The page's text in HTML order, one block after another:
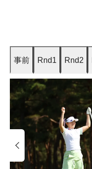
事前 Rnd1 Rnd2